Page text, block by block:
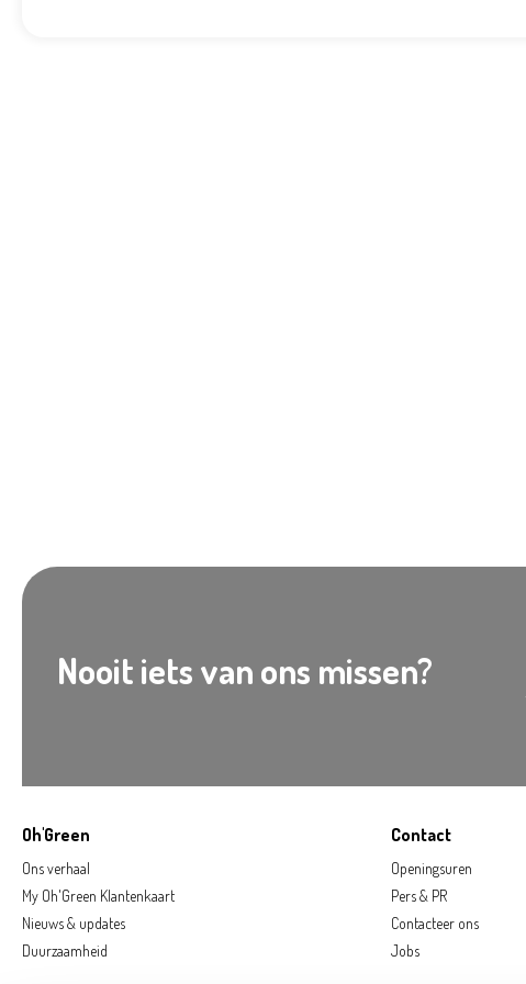
Nooit iets van ons missen?
Oh'Green
Ons verhaal
My Oh'Green Klantenkaart
Nieuws & updates
Duurzaamheid
Contact
Openingsuren
Pers & PR
Contacteer ons
Jobs